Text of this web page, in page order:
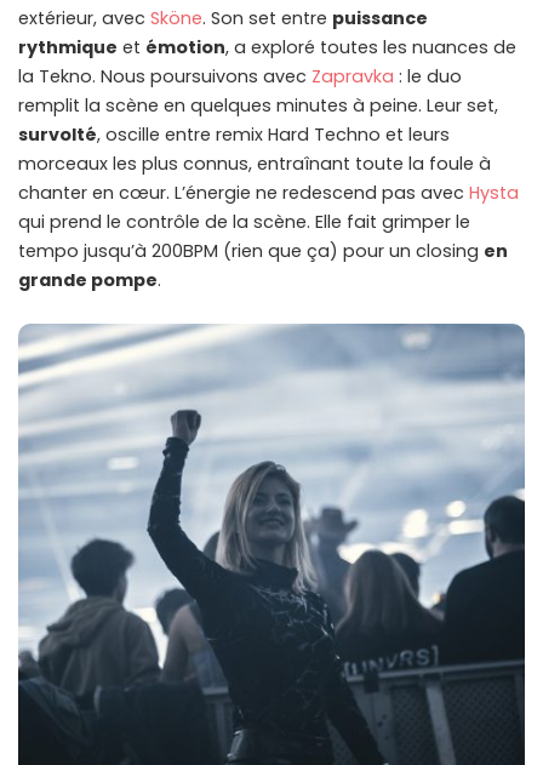
extérieur, avec Sköne. Son set entre puissance
rythmique et émotion, a exploré toutes les nuances de
la Tekno. Nous poursuivons avec Zapravka : le duo
remplit la scène en quelques minutes à peine. Leur set,
survolté, oscille entre remix Hard Techno et leurs
morceaux les plus connus, entraînant toute la foule à
chanter en cœur. L’énergie ne redescend pas avec Hysta
qui prend le contrôle de la scène. Elle fait grimper le
tempo jusqu’à 200BPM (rien que ça) pour un closing en
grande pompe.